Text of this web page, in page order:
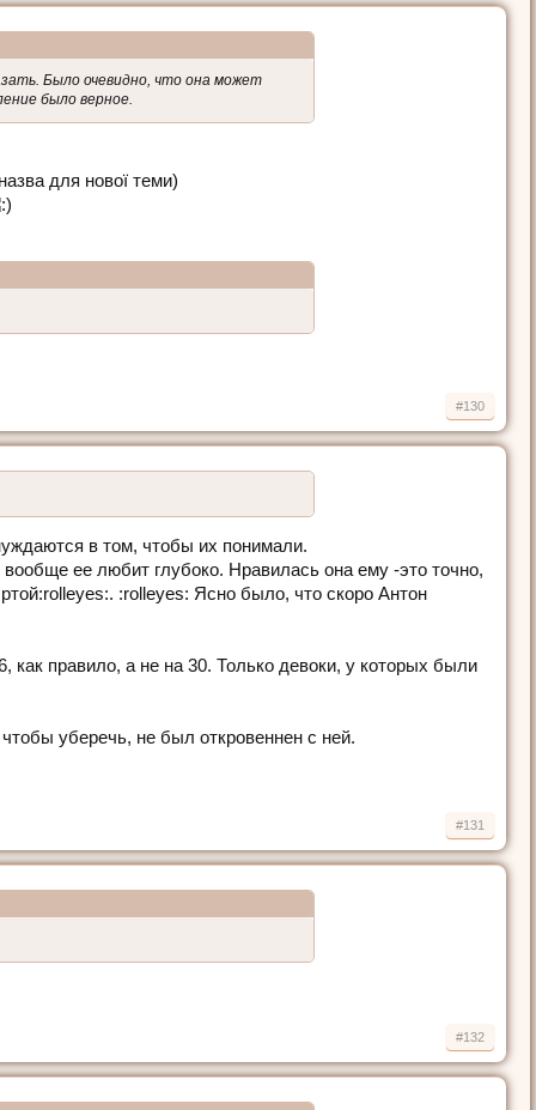
Было очевидно, что она может
было верное.
для нової теми)
#130
в том, чтобы их понимали.
ее любит глубоко. Нравилась она ему -это точно,
:rolleyes: Ясно было, что скоро Антон
правило, а не на 30. Только девоки, у которых были
уберечь, не был откровеннен с ней.
#131
#132